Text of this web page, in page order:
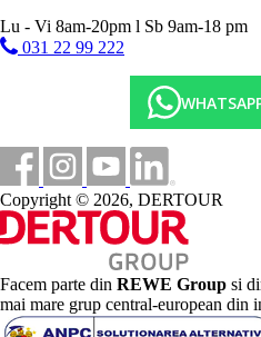
hol cu ​​receptie
receptie principala
Mediteranean - 1 vizita
tipuri de camere)
bar cu pian
patiserie
bar la piscina
bar BOHO pe plaja
bar Blue
piscina principala
piscina de relaxare
sezlonguri si umbrele
prosoape gratuite
inchiriere auto (contra
room service (contra
Lu - Vi 8am-20pm l Sb 9am-18 pm
031 22 99 222
Copyright © 2026, DERTOUR
Facem parte din REWE Group si
mai mare grup central-european din